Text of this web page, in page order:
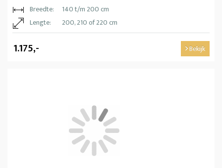
Breedte:
140 t/m 200 cm
Lengte:
200, 210 of 220 cm
1.175,- Bekijk